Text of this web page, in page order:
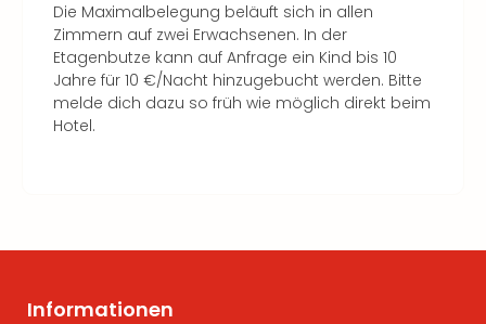
Die Maximalbelegung beläuft sich in allen
Zimmern auf zwei Erwachsenen. In der
Etagenbutze kann auf Anfrage ein Kind bis 10
Jahre für 10 €/Nacht hinzugebucht werden. Bitte
melde dich dazu so früh wie möglich direkt beim
Hotel.
Informationen